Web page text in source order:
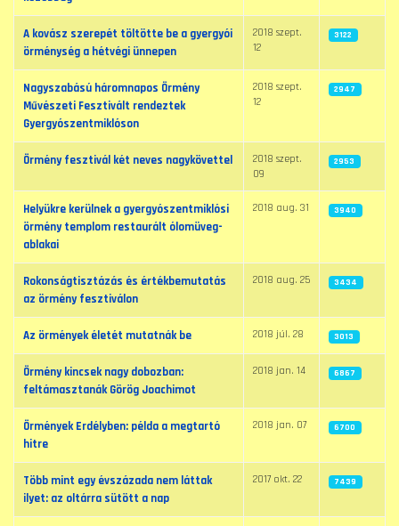
A kovász szerepét töltötte be a gyergyói
örménység a hétvégi ünnepen
2018 szept.
12
3122
Nagyszabású háromnapos Örmény
Művészeti Fesztivált rendeztek
Gyergyószentmiklóson
2018 szept.
12
2947
Örmény fesztivál két neves nagykövettel
2018 szept.
09
2953
Helyükre kerülnek a gyergyószentmiklósi
örmény templom restaurált ólomüveg-
ablakai
2018 aug. 31 3940
Rokonságtisztázás és értékbemutatás
az örmény fesztiválon
2018 aug. 25 3434
Az örmények életét mutatnák be 2018 júl. 28 3013
Örmény kincsek nagy dobozban:
feltámasztanák Görög Joachimot
2018 jan. 14 6867
Örmények Erdélyben: példa a megtartó
hitre
2018 jan. 07 6700
Több mint egy évszázada nem láttak
ilyet: az oltárra sütött a nap
2017 okt. 22 7439